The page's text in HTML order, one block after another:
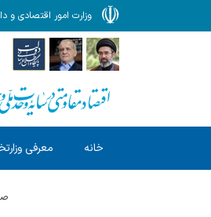
وزارت امور اقتصادی و
خانه معرفی